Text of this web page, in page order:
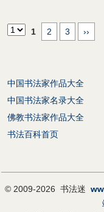
1 2 3 ››
中国书法家作品大全
中国书法家名录大全
佛教书法家作品大全
书法百科首页
© 2009-2026 书法迷